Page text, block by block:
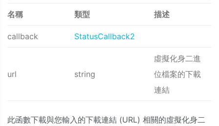
名稱 類型 描述
callback StatusCallback2
url string
虛擬化身二進
位檔案的下載
連結
此函數下載與您輸入的下載連結 (URL) 相關的虛擬化身二